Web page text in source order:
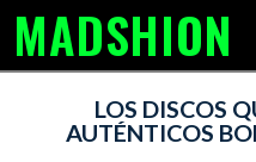
MADSHION
LOS DISCOS
AUTÉNTICOS